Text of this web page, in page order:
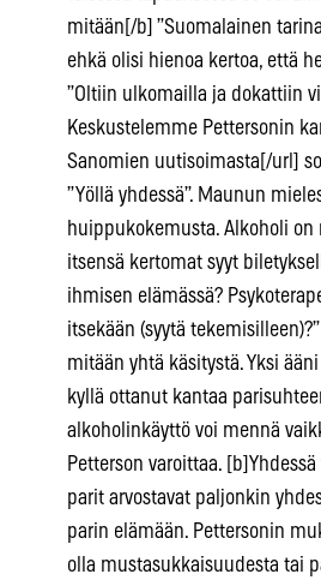
mitään[/b] ”Suomalainen
ehkä olisi hienoa kertoa, että
”Oltiin ulkomailla ja dokattiin
Keskustelemme Pettersonin
Sanomien uutisoimasta[/url]
”Yöllä yhdessä”. Maunun
huippukokemusta. Alkoholi
itsensä kertomat syyt
ihmisen elämässä?
itsekään (syytä
mitään yhtä käsitystä. Yksi
kyllä ottanut kantaa
alkoholinkäyttö voi mennä
Petterson varoittaa.
parit arvostavat paljonkin
parin elämään. Pettersonin
olla mustasukkaisuudesta tai